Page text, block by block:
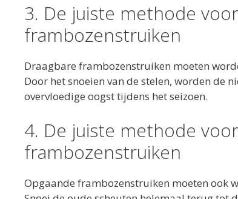
3. De juiste methode
frambozenstruiken
Draagbare frambozenstruiken moeten
Door het snoeien van de stelen, worden de
overvloedige oogst tijdens het seizoen.
4. De juiste methode
frambozenstruiken
Opgaande frambozenstruiken moeten ook